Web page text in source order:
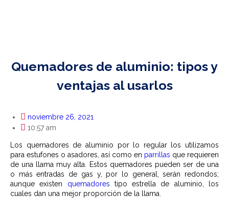
Quemadores de aluminio: tipos y
ventajas al usarlos
noviembre 26, 2021
10:57 am
Los quemadores de aluminio por lo regular los utilizamos
para estufones o asadores, así como en parrillas que requieren
de una llama muy alta. Estos quemadores pueden ser de una
o más entradas de gas y, por lo general, serán redondos;
aunque existen quemadores tipo estrella de aluminio, los
cuales dan una mejor proporción de la llama.